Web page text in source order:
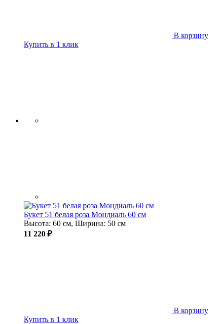
В корзину
Купить в 1 клик
Букет 51 белая роза Мондиаль 60 см
Высота: 60 см, Ширина: 50 см
11 220 ₽
В корзину
Купить в 1 клик